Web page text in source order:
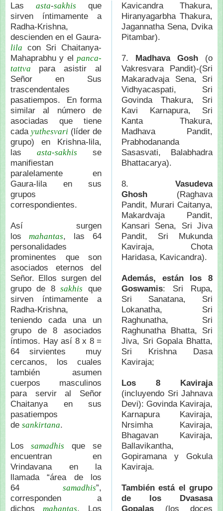
Las asta-sakhis que
sirven íntimamente a
Radha-Krishna,
descienden en el Gaura-
lila con Sri Chaitanya-
Mahaprabhu y el panca-
tattva para asistir al
Señor en Sus
trascendentales
pasatiempos. En forma
similar al número de
asociadas que tiene
cada yuthesvari (líder de
grupo) en Krishna-lila,
las asta-sakhis se
manifiestan
paralelamente en
Gaura-lila en sus
grupos
correspondientes.
Así surgen
los mahantas, las 64
personalidades
prominentes que son
asociados eternos del
Señor. Ellos surgen del
grupo de 8 sakhis que
sirven íntimamente a
Radha-Krishna,
teniendo cada una un
grupo de 8 asociados
íntimos. Hay así 8 x 8 =
64 sirvientes muy
cercanos, los cuales
también asumen
cuerpos masculinos
para servir al Señor
Chaitanya en sus
pasatiempos
de sankirtana.
Los samadhis que se
encuentran en
Vrindavana en la
llamada “área de los
64 samadhis”,
corresponden a
dichos mahantas. Los
Kavicandra Thakura,
Hiranyagarbha Thakura,
Jagannatha Sena, Dvika
Pitambar).
7. Madhava Gosh (o
Vakresvara Pandit)-(Sri
Makaradvaja Sena, Sri
Vidhyacaspati, Sri
Govinda Thakura, Sri
Kavi Karnapura, Sri
Kanta Thakura,
Madhava Pandit,
Prabhodananda
Sasasvati, Balabhadra
Bhattacarya).
8. Vasudeva
Ghosh (Raghava
Pandit, Murari Caitanya,
Makardvaja Pandit,
Kansari Sena, Sri Jiva
Pandit, Sri Mukunda
Kaviraja, Chota
Haridasa, Kavicandra).
Además, están los 8
Goswamis: Sri Rupa,
Sri Sanatana, Sri
Lokanatha, Sri
Raghunatha, Sri
Raghunatha Bhatta, Sri
Jiva, Sri Gopala Bhatta,
Sri Krishna Dasa
Kaviraja;
Los 8 Kaviraja
(incluyendo Sri Jahnava
Devi): Govinda Kaviraja,
Karnapura Kaviraja,
Nrsimha Kaviraja,
Bhagavan Kaviraja,
Ballavikantha,
Gopiramana y Gokula
Kaviraja.
También está el grupo
de los Dvasasa
Gopalas (los doces